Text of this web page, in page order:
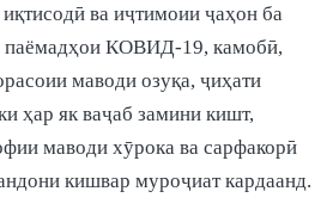
ва иҷтимоии ҷаҳон ба
паёмадҳои КОВИД-19, камобӣ,
маводи озуқа, ҷиҳати
ҳар як ваҷаб замини кишт,
маводи хӯрока ва сарфакорӣ
кишвар муроҷиат кардаанд.